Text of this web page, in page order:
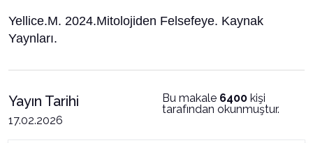
Yellice.M. 2024.Mitolojiden Felsefeye. Kaynak
Yaynları.
Yayın Tarihi
17.02.2026
Bu makale 6400 kişi
tarafından okunmuştur.